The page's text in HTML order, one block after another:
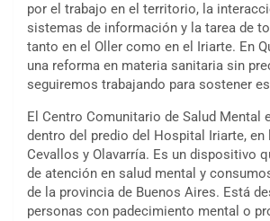
por el trabajo en el territorio, la
sistemas de información y la tarea de
tanto en el Oller como en el Iriarte. En
una reforma en materia sanitaria sin
seguiremos trabajando para sostener
El Centro Comunitario de Salud Mental
dentro del predio del Hospital Iriarte, en
Cevallos y Olavarría. Es un dispositivo
de atención en salud mental y
de la provincia de Buenos Aires. Está
personas con padecimiento mental o